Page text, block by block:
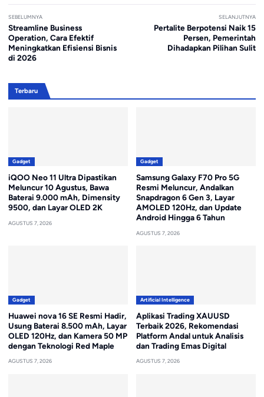
SEBELUMNYA
Streamline Business
Operation, Cara Efektif
Meningkatkan Efisiensi Bisnis
di 2026
SELANJUTNYA
Pertalite Berpotensi Naik 15
Persen, Pemerintah
Dihadapkan Pilihan Sulit
Terbaru
Gadget
iQOO Neo 11 Ultra Dipastikan
Meluncur 10 Agustus, Bawa
Baterai 9.000 mAh, Dimensity
9500, dan Layar OLED 2K
AGUSTUS 7, 2026
Gadget
Samsung Galaxy F70 Pro 5G
Resmi Meluncur, Andalkan
Snapdragon 6 Gen 3, Layar
AMOLED 120Hz, dan Update
Android Hingga 6 Tahun
AGUSTUS 7, 2026
Gadget
Huawei nova 16 SE Resmi Hadir,
Usung Baterai 8.500 mAh, Layar
OLED 120Hz, dan Kamera 50 MP
dengan Teknologi Red Maple
AGUSTUS 7, 2026
Artificial Intelligence
Aplikasi Trading XAUUSD
Terbaik 2026, Rekomendasi
Platform Andal untuk Analisis
dan Trading Emas Digital
AGUSTUS 7, 2026